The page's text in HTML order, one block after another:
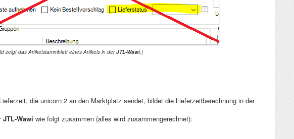
zeigt das Artikelstammblatt eines Artikels in derJTL-Wawi.)
die unicorn 2 an den Marktplatz sendet, bildet die Lieferzeitberechnung in der
JTL-Wawi wie folgt zusammen (alles wird zusammengerechnet):